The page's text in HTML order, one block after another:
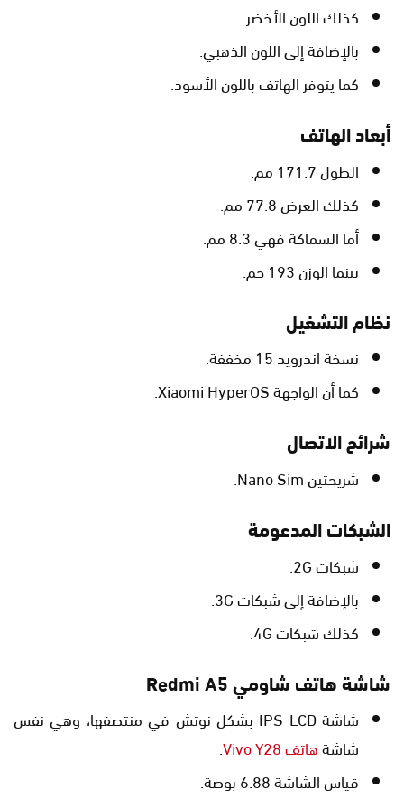
كذلك اللون الأخضر.
بالإضافة إلى اللون الذهبي.
كما يتوفر الهاتف باللون الأسود.
أبعاد الهاتف
الطول 171.7 مم.
كذلك العرض 77.8 مم.
أما السماكة فهي 8.3 مم.
بينما الوزن 193 جم.
نظام التشغيل
نسخة اندرويد 15 مخففة.
كما أن الواجهة Xiaomi HyperOS.
شرائح الاتصال
شريحتين Nano Sim.
الشبكات المدعومة
شبكات 2G.
بالإضافة إلى شبكات 3G.
كذلك شبكات 4G.
شاشة هاتف شاومي Redmi A5
شاشة IPS LCD بشكل نوتش في منتصفها، وهي نفس
شاشةهاتف Vivo Y28
.
قياس الشاشة 6.88 بوصة.